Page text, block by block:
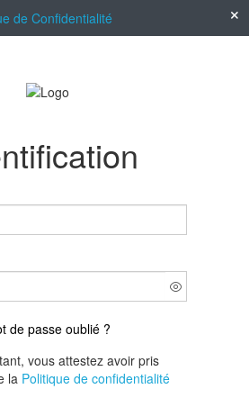
de Confidentialité
de passe oublié ?
vous attestez avoir pris
la Politique de confidentialité